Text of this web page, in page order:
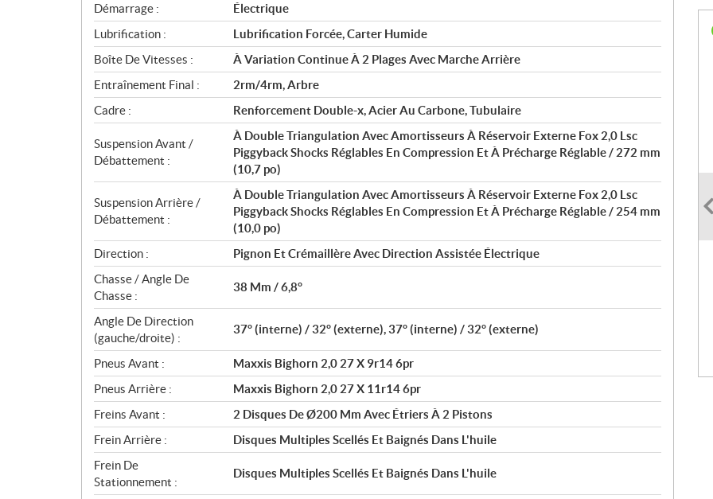
Démarrage :
Électrique
Lubrification :
Lubrification Forcée, Carter Humide
Boîte De Vitesses :
À Variation Continue À 2 Plages Avec Marche Arrière
Entraînement Final :
2rm/4rm, Arbre
Cadre :
Renforcement Double-x, Acier Au Carbone, Tubulaire
Suspension Avant /
Débattement :
À Double Triangulation Avec Amortisseurs À Réservoir Externe Fox 2,0 Lsc
Piggyback Shocks Réglables En Compression Et À Précharge Réglable / 272 mm
(10,7 po)
Suspension Arrière /
Débattement :
À Double Triangulation Avec Amortisseurs À Réservoir Externe Fox 2,0 Lsc
Piggyback Shocks Réglables En Compression Et À Précharge Réglable / 254 mm
(10,0 po)
Direction :
Pignon Et Crémaillère Avec Direction Assistée Électrique
Chasse / Angle De
Chasse :
38 Mm / 6,8°
Angle De Direction
(gauche/droite) :
37° (interne) / 32° (externe), 37° (interne) / 32° (externe)
Pneus Avant :
Maxxis Bighorn 2,0 27 X 9r14 6pr
Pneus Arrière :
Maxxis Bighorn 2,0 27 X 11r14 6pr
Freins Avant :
2 Disques De Ø200 Mm Avec Étriers À 2 Pistons
Frein Arrière :
Disques Multiples Scellés Et Baignés Dans L'huile
Frein De
Stationnement :
Disques Multiples Scellés Et Baignés Dans L'huile